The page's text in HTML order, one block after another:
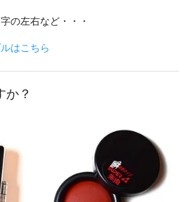
の左右など・・・
はこちら
か？